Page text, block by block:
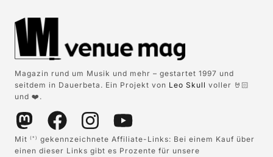
Magazin rund um Musik und mehr – gestartet 1997 und
seitdem in Dauerbeta. Ein Projekt von Leo Skull voller 🤘🏻
und ❤️.
Mit (*)
gekennzeichnete Affiliate-Links: Bei einem Kauf über
einen dieser Links gibt es Prozente für unsere